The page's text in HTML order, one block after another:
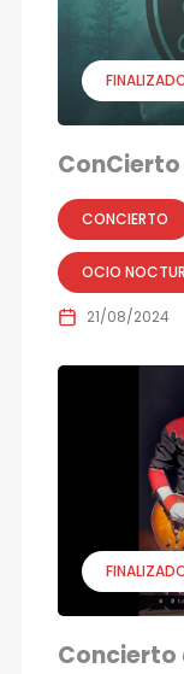
CONCIERTO
OCIO
21/08/2024
Concierto